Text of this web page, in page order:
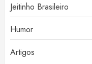
Jeitinho Brasileiro
Humor
Artigos